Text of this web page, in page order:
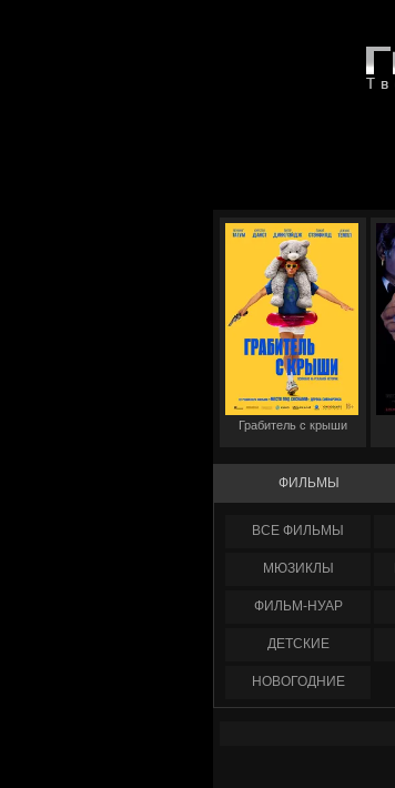
Грабитель с крыши
ФИЛЬМЫ
ФИЛЬМЫ
МЮЗИКЛЫ
ФИЛЬМ-НУАР
ДЕТСКИЕ
НОВОГОДНИЕ